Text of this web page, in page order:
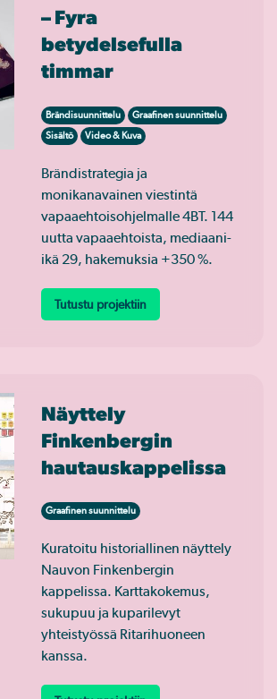
– Fyra
betydelsefulla
timmar
Brändisuunnittelu
Graafinen suunnittelu
Sisältö
Video & Kuva
Brändistrategia ja
monikanavainen viestintä
vapaaehtoisohjelmalle 4BT. 144
uutta vapaaehtoista, mediaani-
ikä 29, hakemuksia +350 %.
Tutustu projektiin
Näyttely
Finkenbergin
hautauskappelissa
Graafinen suunnittelu
Kuratoitu historiallinen näyttely
Nauvon Finkenbergin
kappelissa. Karttakokemus,
sukupuu ja kuparilevyt
yhteistyössä Ritarihuoneen
kanssa.